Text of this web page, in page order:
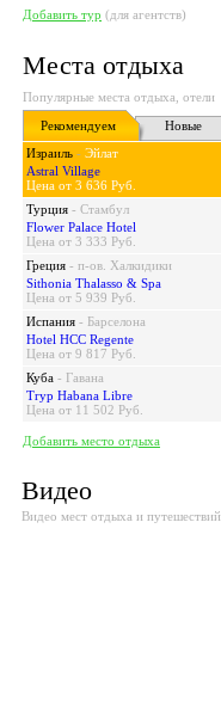
Добавить тур (для агентств)
Места отдыха
Популярные места отдыха, отели
Рекомендуем
Новые
Израиль - Эйлат
Astral Village
Цена от 3 636 Руб.
Турция - Стамбул
Flower Palace Hotel
Цена от 3 333 Руб.
Греция - п-ов. Халкидики
Sithonia Thalasso & Spa
Цена от 5 939 Руб.
Испания - Барселона
Hotel HCC Regente
Цена от 9 817 Руб.
Куба - Гавана
Tryp Habana Libre
Цена от 11 502 Руб.
Добавить место отдыха
Видео
Видео мест отдыха и путешествий